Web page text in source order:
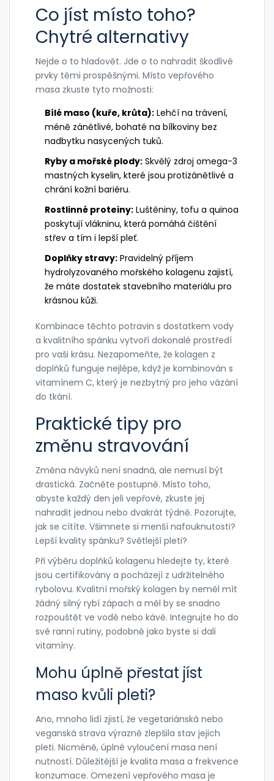
Co jíst místo toho?
Chytré alternativy
Nejde o to hladovět. Jde o to nahradit škodlivé
prvky těmi prospěšnými. Místo vepřového
masa zkuste tyto možnosti:
Bílé maso (kuře, krůta): Lehčí na trávení,
méně zánětlivé, bohaté na bílkoviny bez
nadbytku nasycených tuků.
Ryby a mořské plody: Skvělý zdroj omega-3
mastných kyselin, které jsou protizánětlivé a
chrání kožní bariéru.
Rostlinné proteiny: Luštěniny, tofu a quinoa
poskytují vlákninu, která pomáhá čištění
střev a tím i lepší pleť.
Doplňky stravy: Pravidelný příjem
hydrolyzovaného mořského kolagenu zajistí,
že máte dostatek stavebního materiálu pro
krásnou kůži.
Kombinace těchto potravin s dostatkem vody
a kvalitního spánku vytvoří dokonalé prostředí
pro vaši krásu. Nezapomeňte, že kolagen z
doplňků funguje nejlépe, když je kombinován s
vitamínem C, který je nezbytný pro jeho vázání
do tkání.
Praktické tipy pro
změnu stravování
Změna návyků není snadná, ale nemusí být
drastická. Začněte postupně. Místo toho,
abyste každý den jeli vepřové, zkuste jej
nahradit jednou nebo dvakrát týdně. Pozorujte,
jak se cítíte. Všimnete si menší nafouknutosti?
Lepší kvality spánku? Světlejší pleti?
Při výběru doplňků kolagenu hledejte ty, které
jsou certifikovány a pocházejí z udržitelného
rybolovu. Kvalitní mořský kolagen by neměl mít
žádný silný rybí zápach a měl by se snadno
rozpouštět ve vodě nebo kávě. Integrujte ho do
své ranní rutiny, podobně jako byste si dali
vitamíny.
Mohu úplně přestat jíst
maso kvůli pleti?
Ano, mnoho lidí zjistí, že vegetariánská nebo
veganská strava výrazně zlepšila stav jejich
pleti. Nicméně, úplné vyloučení masa není
nutností. Důležitější je kvalita masa a frekvence
konzumace. Omezení vepřového masa je